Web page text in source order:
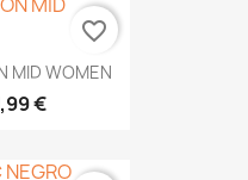
MID WOMEN
€
favorite_border